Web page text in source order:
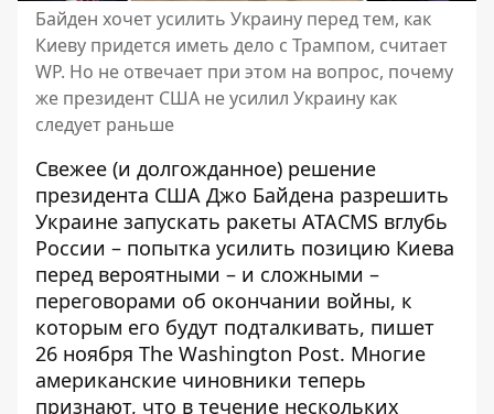
Байден хочет усилить Украину перед тем, как
Киеву придется иметь дело с Трампом, считает
WP. Но не отвечает при этом на вопрос, почему
же президент США не усилил Украину как
следует раньше
Свежее (и долгожданное) решение
президента США Джо Байдена разрешить
Украине запускать ракеты ATACMS вглубь
России – попытка усилить позицию Киева
перед вероятными – и сложными –
переговорами об окончании войны, к
которым его будут подталкивать, пишет
26 ноября The Washington Post. Многие
американские чиновники теперь
признают, что в течение нескольких